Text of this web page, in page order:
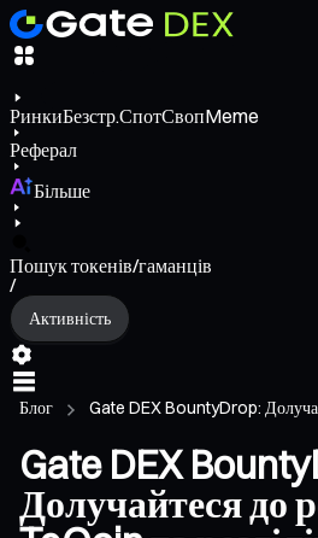
РинкиБезстр.СпотСвопMeme
Реферал
Більше
Пошук токенів/гаманців
/
Активність
Блог Gate DEX BountyDrop:
Gate DEX
Долучайтеся до